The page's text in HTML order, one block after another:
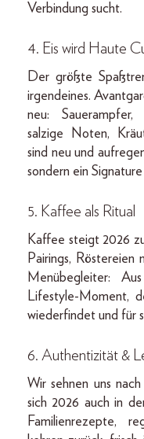
Verbindung sucht.
4. Eis wird Haute
Der größte
irgendeines.
neu:
salzige Noten,
sind neu und
sondern ein
5. Kaffee als Ritual
Kaffee steigt 2026
Pairings,
Menübegleiter:
Lifestyle-Moment,
wiederfindet und für
6. Authentizität &
Wir sehnen uns
sich 2026 auch in
Familienrezepte,